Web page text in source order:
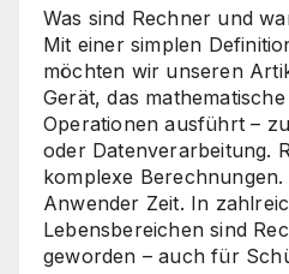
Was sind Rechner und
Mit einer simplen
möchten wir unseren
Gerät, das
Operationen ausführt –
oder Datenverarbeitung.
komplexe
Anwender Zeit. In
Lebensbereichen sind
geworden – auch für